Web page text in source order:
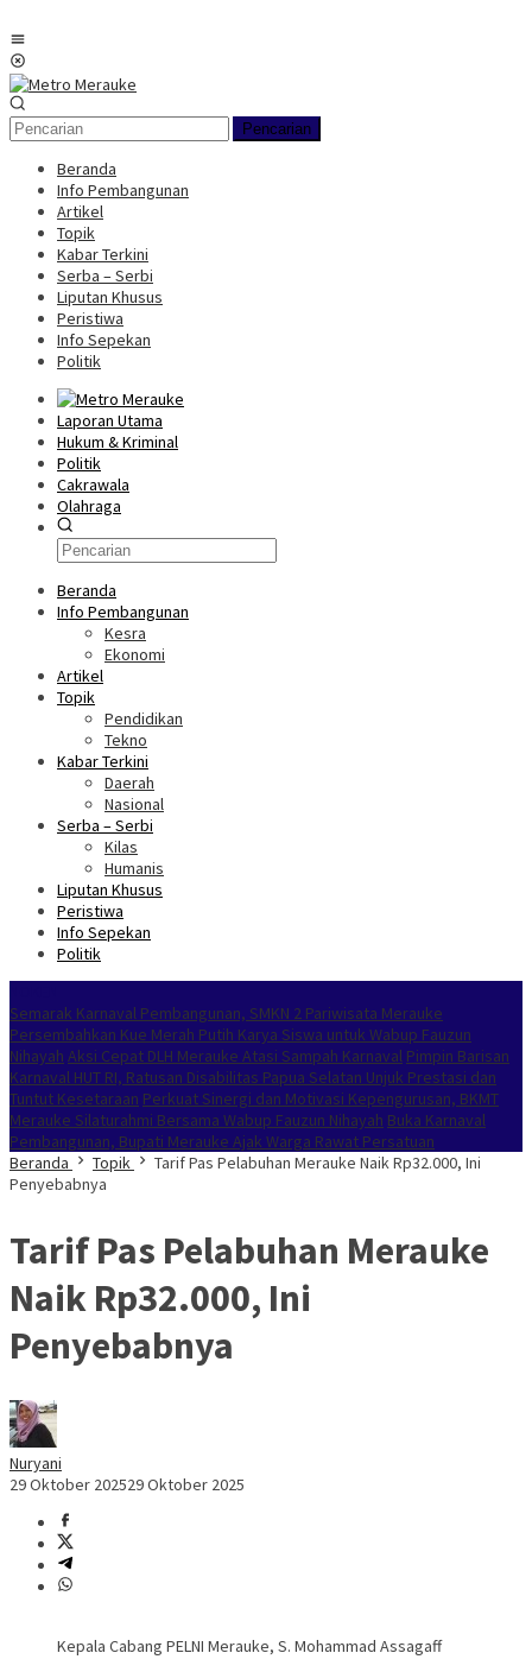
ke
konten
Pencarian
Beranda
Info Pembangunan
Artikel
Topik
Kabar Terkini
Serba – Serbi
Liputan Khusus
Peristiwa
Info Sepekan
Politik
Laporan Utama
Hukum & Kriminal
Politik
Cakrawala
Olahraga
Beranda
Info Pembangunan
Kesra
Ekonomi
Artikel
Topik
Pendidikan
Tekno
Kabar Terkini
Daerah
Nasional
Serba – Serbi
Kilas
Humanis
Liputan Khusus
Peristiwa
Info Sepekan
Politik
Semarak Karnaval Pembangunan, SMKN 2 Pariwisata Merauke
Persembahkan Kue Merah Putih Karya Siswa untuk Wabup Fauzun
Nihayah Aksi Cepat DLH Merauke Atasi Sampah Karnaval Pimpin Barisan
Karnaval HUT RI, Ratusan Disabilitas Papua Selatan Unjuk Prestasi dan
Tuntut Kesetaraan Perkuat Sinergi dan Motivasi Kepengurusan, BKMT
Merauke Silaturahmi Bersama Wabup Fauzun Nihayah Buka Karnaval
Pembangunan, Bupati Merauke Ajak Warga Rawat Persatuan
Beranda
Topik
Tarif Pas Pelabuhan Merauke Naik Rp32.000, Ini
Penyebabnya
Tarif Pas Pelabuhan Merauke
Naik Rp32.000, Ini
Penyebabnya
Nuryani
29 Oktober 202529 Oktober 2025
Kepala Cabang PELNI Merauke, S. Mohammad Assagaff